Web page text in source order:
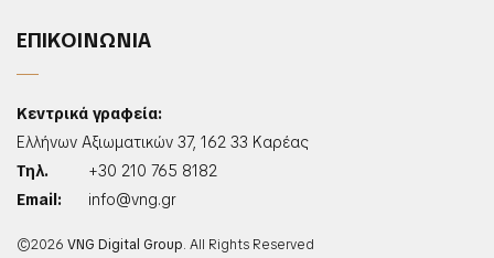
ΕΠΙΚΟΙΝΩΝΙΑ
Κεντρικά γραφεία:
Ελλήνων Αξιωματικών 37, 162 33 Καρέας
Τηλ.
+30 210 765 8182
Email:
info@vng.gr
©2026 VNG Digital Group. All Rights Reserved